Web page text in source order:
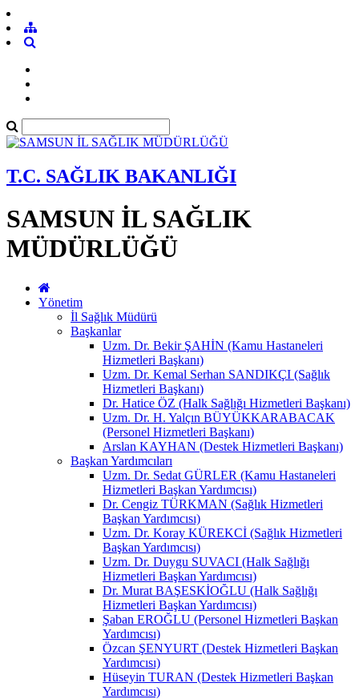
T.C. SAĞLIK BAKANLIĞI
SAMSUN İL SAĞLIK
MÜDÜRLÜĞÜ
Yönetim
İl Sağlık Müdürü
Başkanlar
Uzm. Dr. Bekir ŞAHİN (Kamu Hastaneleri
Hizmetleri Başkanı)
Uzm. Dr. Kemal Serhan SANDIKÇI (Sağlık
Hizmetleri Başkanı)
Dr. Hatice ÖZ (Halk Sağlığı Hizmetleri Başkanı)
Uzm. Dr. H. Yalçın BÜYÜKKARABACAK
(Personel Hizmetleri Başkanı)
Arslan KAYHAN (Destek Hizmetleri Başkanı)
Başkan Yardımcıları
Uzm. Dr. Sedat GÜRLER (Kamu Hastaneleri
Hizmetleri Başkan Yardımcısı)
Dr. Cengiz TÜRKMAN (Sağlık Hizmetleri
Başkan Yardımcısı)
Uzm. Dr. Koray KÜREKCİ (Sağlık Hizmetleri
Başkan Yardımcısı)
Uzm. Dr. Duygu SUVACI (Halk Sağlığı
Hizmetleri Başkan Yardımcısı)
Dr. Murat BAŞESKİOĞLU (Halk Sağlığı
Hizmetleri Başkan Yardımcısı)
Şaban EROĞLU (Personel Hizmetleri Başkan
Yardımcısı)
Özcan ŞENYURT (Destek Hizmetleri Başkan
Yardımcısı)
Hüseyin TURAN (Destek Hizmetleri Başkan
Yardımcısı)